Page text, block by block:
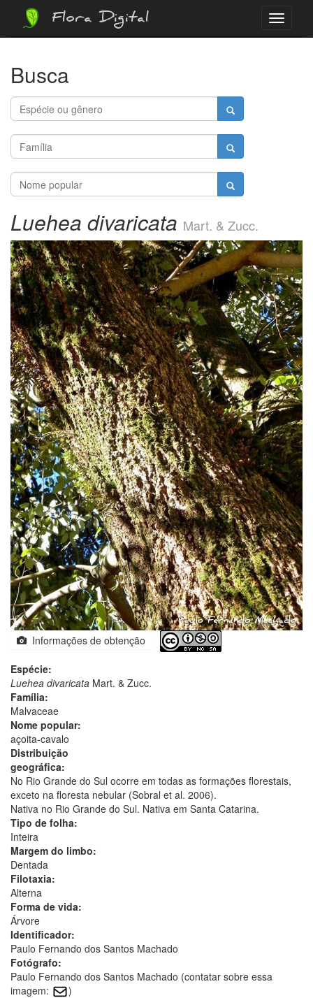
Menu
Flora Digital
Busca
Luehea divaricata Mart. & Zucc.
Informações de obtenção
Espécie:
Luehea divaricata Mart. & Zucc.
Família:
Malvaceae
Nome popular:
açoita-cavalo
Distribuição
geográfica:
No Rio Grande do Sul ocorre em todas as formações florestais,
exceto na floresta nebular (Sobral et al. 2006).
Nativa no Rio Grande do Sul. Nativa em Santa Catarina.
Tipo de folha:
Inteira
Margem do limbo:
Dentada
Filotaxia:
Alterna
Forma de vida:
Árvore
Identificador:
Paulo Fernando dos Santos Machado
Fotógrafo:
Paulo Fernando dos Santos Machado (contatar sobre essa
imagem:
)